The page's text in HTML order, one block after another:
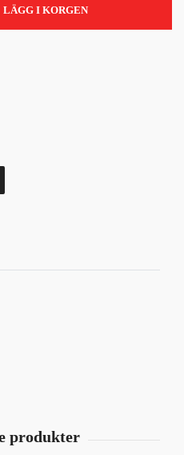
LÄGG I KORGEN